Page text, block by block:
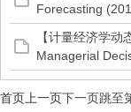
Forecasting
【计量经济学
Managerial
首页上一页下一页跳至